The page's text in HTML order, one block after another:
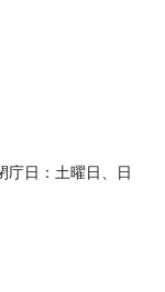
日：土曜日、日